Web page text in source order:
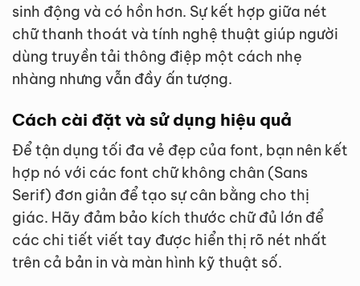
sinh động và có hồn hơn. Sự kết hợp giữa nét
chữ thanh thoát và tính nghệ thuật giúp người
dùng truyền tải thông điệp một cách nhẹ
nhàng nhưng vẫn đầy ấn tượng.
Cách cài đặt và sử dụng hiệu quả
Để tận dụng tối đa vẻ đẹp của font, bạn nên kết
hợp nó với các font chữ không chân (Sans
Serif) đơn giản để tạo sự cân bằng cho thị
giác. Hãy đảm bảo kích thước chữ đủ lớn để
các chi tiết viết tay được hiển thị rõ nét nhất
trên cả bản in và màn hình kỹ thuật số.